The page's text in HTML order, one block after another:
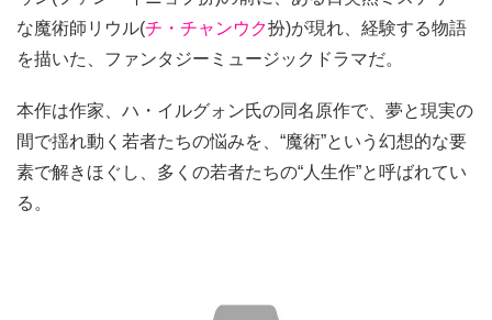
な魔術師リウル(チ・チャンウク扮)が現れ、経験する物語
を描いた、ファンタジーミュージックドラマだ。
本作は作家、ハ・イルグォン氏の同名原作で、夢と現実の
間で揺れ動く若者たちの悩みを、“魔術”という幻想的な要
素で解きほぐし、多くの若者たちの“人生作”と呼ばれてい
る。